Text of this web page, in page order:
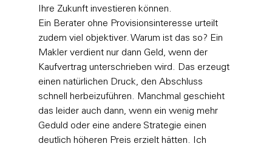
Ihre Zukunft investieren können.
Ein Berater ohne Provisionsinteresse urteilt
zudem viel objektiver. Warum ist das so? Ein
Makler verdient nur dann Geld, wenn der
Kaufvertrag unterschrieben wird. Das erzeugt
einen natürlichen Druck, den Abschluss
schnell herbeizuführen. Manchmal geschieht
das leider auch dann, wenn ein wenig mehr
Geduld oder eine andere Strategie einen
deutlich höheren Preis erzielt hätten. Ich